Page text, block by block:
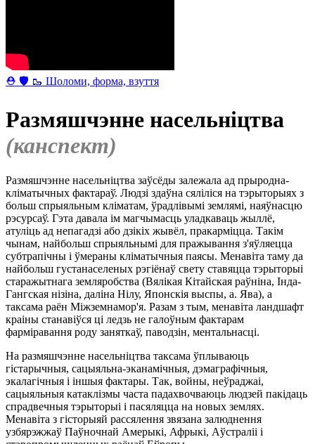
⛑ 🛡 🥾 Шоломи, форма, взуття
Размяшчэнне насельніцтва
(канспект)
Размяшчэнне насельніцтва заўсёды залежала ад прыродна-
кліматычных фактараў. Людзі здаўна сяліліся на тэрыторыях з
больш спрыяльным кліматам, ўрадлівымі землямі, наяўнасцю
рэсурсаў. Гэта давала ім магчымасць уладкаваць жыллё,
атуліць ад непагадзі або дзікіх жывёл, пракарміцца. Такім
чынам, найбольш спрыяльнымі для пражывання з'яўляецца
субтрапічны і ўмераны кліматычныя паясы. Менавіта таму да
найбольш густанаселеных рэгіёнаў свету ставяцца тэрыторыі
старажытнага земляробства (Вялікая Кітайская раўніна, Інда-
Гангская нізіна, даліна Нілу, Японскія выспы, а. Ява), а
таксама раён Міжземнамор'я. Разам з тым, менавіта ландшафт
краіны станавіўся ці ледзь не галоўным фактарам
фарміравання роду заняткаў, паводзін, ментальнасці.
На размяшчэнне насельніцтва таксама ўплываюць
гістарычныя, сацыяльна-эканамічныя, дэмаграфічныя,
экалагічныя і іншыя фактары. Так, войны, неўраджаі,
сацыяльныя катаклізмы часта падахвочваюць людзей пакідаць
спрадвечныя тэрыторыі і пасяляцца на новых землях.
Менавіта з гісторыяй рассялення звязана залюднення
узбярэжжаў Паўночнай Амерыкі, Афрыкі, Аўстраліі і